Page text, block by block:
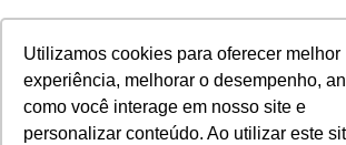
Utilizamos cookies para oferecer melhor
experiência, melhorar o desempenho,
como você interage em nosso site e
personalizar conteúdo. Ao utilizar este